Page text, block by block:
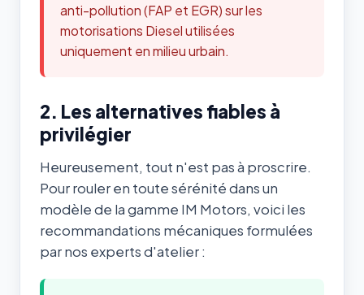
anti-pollution (FAP et EGR) sur les
motorisations Diesel utilisées
uniquement en milieu urbain.
2. Les alternatives fiables à
privilégier
Heureusement, tout n'est pas à proscrire.
Pour rouler en toute sérénité dans un
modèle de la gamme IM Motors, voici les
recommandations mécaniques formulées
par nos experts d'atelier :